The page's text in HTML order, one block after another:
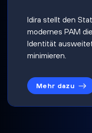
Idira stellt den
modernes PAM
Identität
minimieren.
Mehr dazu